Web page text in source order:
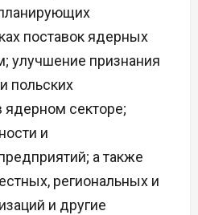
поставок ядерных
улучшение признания
польских
ядерном секторе;
и
а также
региональных и
и другие